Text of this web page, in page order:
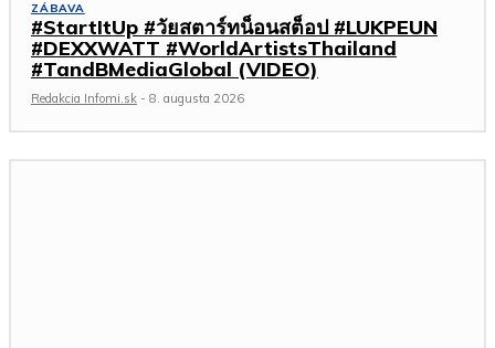
ZÁBAVA
#StartItUp #วัยสตาร์ทน็อนสต็อป #LUKPEUN
#DEXXWATT #WorldArtistsThailand
#TandBMediaGlobal (VIDEO)
Redakcia Infomi.sk - 8. augusta 2026